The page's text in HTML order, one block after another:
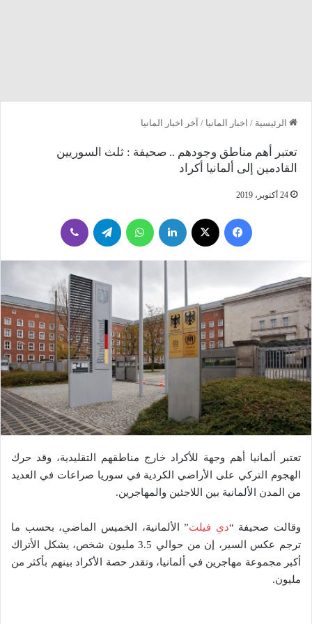
الرئيسية / اخبار المانيا / آخر اخبار المانيا
تعتبر أهم مناطق وجودهم .. صحيفة : ثلث السوريين
القادمين إلى ألمانيا أكراد
24 أكتوبر، 2019
فيسبوك لينكدإن واتساب تيلقرام
تعتبر ألمانيا أهم وجهة للأكراد خارج مناطقهم التقليدية، وقد حرك
الهجوم التركي على الأراضي الكردية في سوريا صراعات في العديد
من المدن الألمانية بين اللاجئين والمهاجرين.
وقالت صحيفة “دي فيلت” الألمانية، الخميس الماضي، بحسب ما
ترجم عكس السير، إن من حوالي 3.5 مليون شخص، يشكل الأتراك
أكبر مجموعة مهاجرين في ألمانيا، وتقدر حصة الأكراد بينهم بأكثر من
مليون.